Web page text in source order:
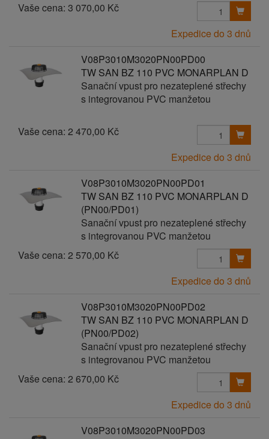
Vaše cena: 3 070,00 Kč
Expedice do 3 dnů
V08P3010M3020PN00PD00
TW SAN BZ 110 PVC MONARPLAN D
Sanační vpust pro nezateplené střechy
s integrovanou PVC manžetou
Vaše cena: 2 470,00 Kč
Expedice do 3 dnů
V08P3010M3020PN00PD01
TW SAN BZ 110 PVC MONARPLAN D
(PN00/PD01)
Sanační vpust pro nezateplené střechy
s integrovanou PVC manžetou
Vaše cena: 2 570,00 Kč
Expedice do 3 dnů
V08P3010M3020PN00PD02
TW SAN BZ 110 PVC MONARPLAN D
(PN00/PD02)
Sanační vpust pro nezateplené střechy
s integrovanou PVC manžetou
Vaše cena: 2 670,00 Kč
Expedice do 3 dnů
V08P3010M3020PN00PD03